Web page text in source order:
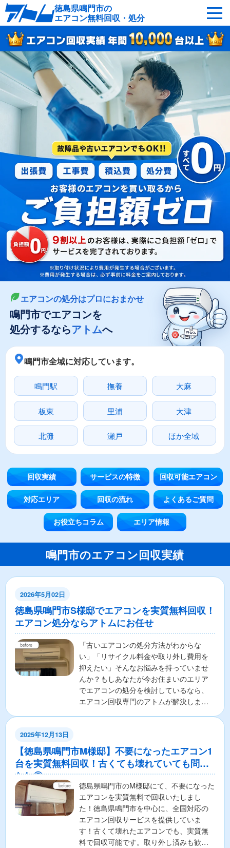
徳島県鳴門市の
エアコン無料回収・処分
サービスの特徴 回収可能なエアコン
対応エリア 回収の流れ
よくあるご質問 運営会社
鳴門市へ無料出張
最短即日 お急ぎの方はこちら
050-5482-9461
受付：24時間年中無休（通話料無料）
LINEやメールでカンタン依頼
メールで回収依頼 LINEで回収依頼
エアコンの処分はプロにおまかせ
鳴門市でエアコンを
処分するならアトムへ
鳴門市全域に対応しています。
鳴門駅 撫養 大麻
板東 里浦 大津
北灘 瀬戸 ほか全域
回収実績 サービスの特徴 回収可能エアコン
対応エリア 回収の流れ よくあるご質問
お役立ちコラム エリア情報
鳴門市のエアコン回収実績
2026年5月02日
徳島県鳴門市S様邸でエアコンを実質無料回収！
エアコン処分ならアトムにお任せ
「古いエアコンの処分方法がわからな
い」「リサイクル料金や取り外し費用を
抑えたい」そんなお悩みを持っていませ
んか？もしあなたが今お住まいのエリア
でエアコンの処分を検討しているなら、
エアコン回収専門のアトムが解決しま
2025年12月13日
【徳島県鳴門市M様邸】不要になったエアコン1
台を実質無料回収！古くても壊れていても問題
なし◎
徳島県鳴門市のM様邸にて、不要になった
エアコンを実質無料で回収いたしまし
た！徳島県鳴門市を中心に、全国対応の
エアコン回収サービスを提供していま
す！古くて壊れたエアコンでも、実質無
料で回収可能です。取り外し済みも歓